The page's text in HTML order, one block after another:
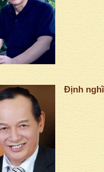
Định